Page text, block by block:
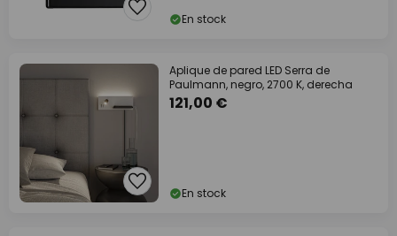
En stock
Aplique de pared LED Serra de
Paulmann, negro, 2700 K, derecha
121,00 €
En stock